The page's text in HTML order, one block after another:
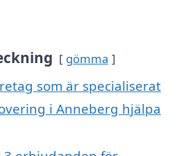
gömma
som är specialiserat
i Anneberg hjälpa